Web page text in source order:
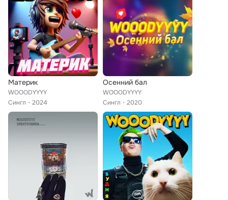
Материк
WOOODYYYY
Сингл
2024
Осенний бал
WOOODYYYY
Сингл
2020